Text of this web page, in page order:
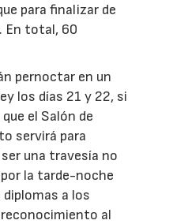
para finalizar de
En total, 60
pernoctar en un
los días 21 y 22, si
el Salón de
servirá para
una travesía no
la tarde-noche
a los
reconocimiento al